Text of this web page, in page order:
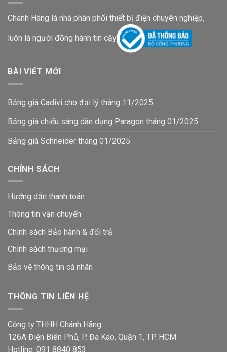
Chánh Hãng là nhà phân phối thiết bị điện chuyên nghiệp,
luôn là người đồng hành tin cậy
BÀI VIẾT MỚI
Bảng giá Cadivi cho đại lý tháng 11/2025
Bảng giá chiếu sáng dân dụng Paragon tháng 01/2025
Bảng giá Schneider tháng 01/2025
CHÍNH SÁCH
Hướng dẫn thanh toán
Thông tin vận chuyển
Chính sách Bảo hành & đổi trả
Chính sách thương mại
Bảo vệ thông tin cá nhân
THÔNG TIN LIÊN HỆ
Công ty THHH Chánh Hãng
126A Điện Biên Phủ, P. Đa Kao, Quận 1, TP. HCM
Hotline: 091 8840 853